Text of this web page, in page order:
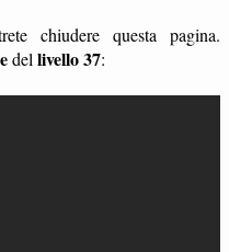
chiudere questa pagina.
del livello 37: